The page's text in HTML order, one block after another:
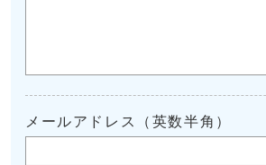
メールアドレス（英数半角）